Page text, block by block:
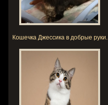
Кошечка Джессика в добрые руки.